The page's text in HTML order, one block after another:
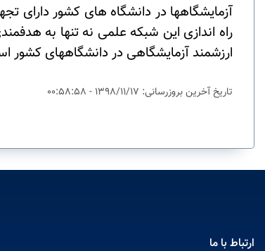
آزمایشگاهها در دانشگاه های کشور دارای
راه اندازی این شبکه علمی نه تنها به
ارزشمند آزمایشگاهی در دانشگاههای کشور
تاریخ آخرین بروزرسانی: 1398/11/17 - 00:58:58
ارتباط با ما